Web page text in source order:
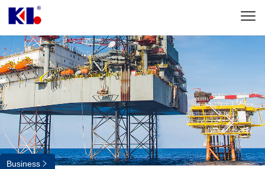
Business 